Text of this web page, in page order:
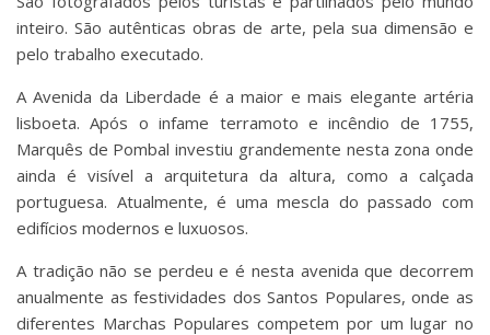
inteiro. São autênticas obras de arte, pela sua dimensão e
pelo trabalho executado.
A Avenida da Liberdade é a maior e mais elegante artéria
lisboeta. Após o infame terramoto e incêndio de 1755,
Marquês de Pombal investiu grandemente nesta zona onde
ainda é visível a arquitetura da altura, como a calçada
portuguesa. Atualmente, é uma mescla do passado com
edifícios modernos e luxuosos.
A tradição não se perdeu e é nesta avenida que decorrem
anualmente as festividades dos Santos Populares, onde as
diferentes Marchas Populares competem por um lugar no